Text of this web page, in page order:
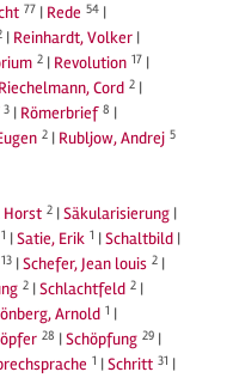
77 | Rede 54 |
| Reinhardt, Volker |
2 | Revolution 17 |
Riechelmann, Cord 2 |
3 | Römerbrief 8 |
2 | Rubljow, Andrej 5
Horst 2 |Säkularisierung |
1 |Satie, Erik 1 |Schaltbild |
13 |Schefer, Jean louis 2 |
2 |Schlachtfeld 2 |
Arnold 1 |
28 |Schöpfung 29 |
1 |Schritt 31 |